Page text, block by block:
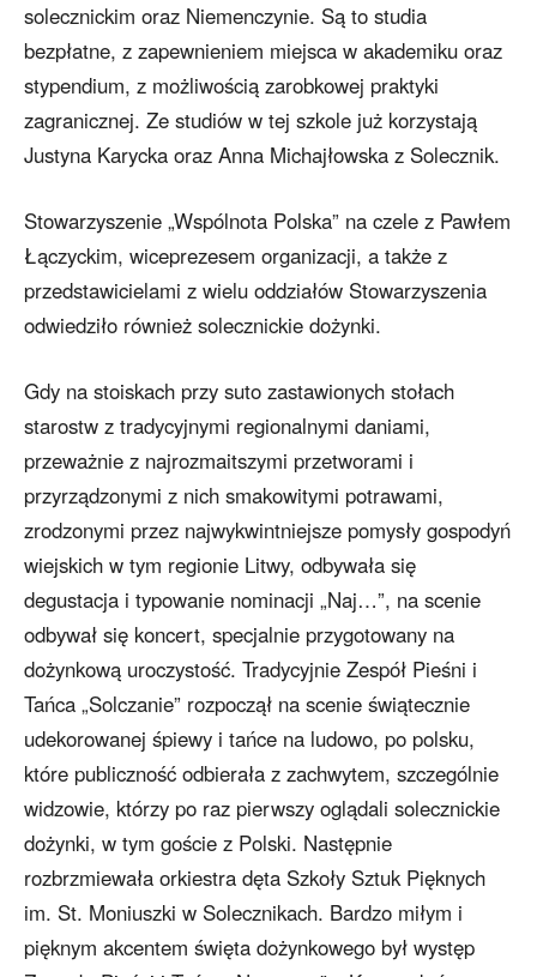
solecznickim oraz Niemenczynie. Są to studia
bezpłatne, z zapewnieniem miejsca w akademiku oraz
stypendium, z możliwością zarobkowej praktyki
zagranicznej. Ze studiów w tej szkole już korzystają
Justyna Karycka oraz Anna Michajłowska z Solecznik.
Stowarzyszenie „Wspólnota Polska” na czele z Pawłem
Łączyckim, wiceprezesem organizacji, a także z
przedstawicielami z wielu oddziałów Stowarzyszenia
odwiedziło również solecznickie dożynki.
Gdy na stoiskach przy suto zastawionych stołach
starostw z tradycyjnymi regionalnymi daniami,
przeważnie z najrozmaitszymi przetworami i
przyrządzonymi z nich smakowitymi potrawami,
zrodzonymi przez najwykwintniejsze pomysły gospodyń
wiejskich w tym regionie Litwy, odbywała się
degustacja i typowanie nominacji „Naj…”, na scenie
odbywał się koncert, specjalnie przygotowany na
dożynkową uroczystość. Tradycyjnie Zespół Pieśni i
Tańca „Solczanie” rozpoczął na scenie świątecznie
udekorowanej śpiewy i tańce na ludowo, po polsku,
które publiczność odbierała z zachwytem, szczególnie
widzowie, którzy po raz pierwszy oglądali solecznickie
dożynki, w tym goście z Polski. Następnie
rozbrzmiewała orkiestra dęta Szkoły Sztuk Pięknych
im. St. Moniuszki w Solecznikach. Bardzo miłym i
pięknym akcentem święta dożynkowego był występ